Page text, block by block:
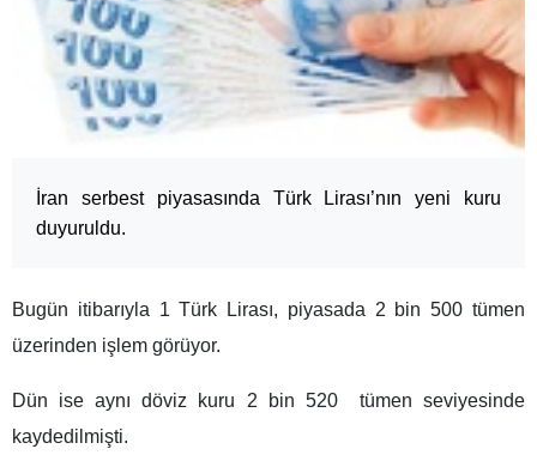
İran serbest piyasasında Türk Lirası’nın yeni kuru
duyuruldu.
Bugün itibarıyla 1 Türk Lirası, piyasada 2 bin 500 tümen
üzerinden işlem görüyor.
Dün ise aynı döviz kuru 2 bin 520 tümen seviyesinde
kaydedilmişti.